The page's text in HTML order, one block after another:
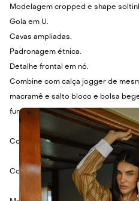
Modelagem cropped e shape
Gola em U.
Cavas ampliadas.
Padronagem étnica.
Detalhe frontal em nó.
Combine com calça jogger de
macramê e salto bloco e bolsa
fun.
Cor: Vinho e bege.
Composição: 100% algodão.